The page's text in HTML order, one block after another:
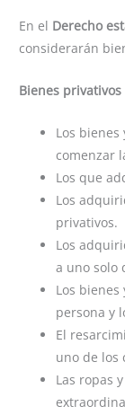
En el Derecho
considerarán
Bienes privativos
Los
comenzar
Los que
Los
privativos.
Los
a uno solo
Los
persona y
El
uno de los
Las ropas